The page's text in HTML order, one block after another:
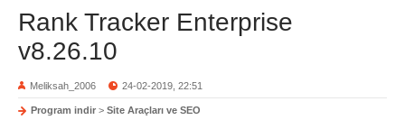
Rank Tracker Enterprise
v8.26.10
Meliksah_2006 24-02-2019, 22:51
Program indir > Site Araçları ve SEO